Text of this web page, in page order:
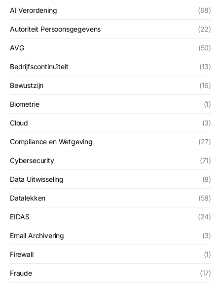
AI Verordening (68)
Autoriteit Persoonsgegevens (22)
AVG (50)
Bedrijfscontinuïteit (13)
Bewustzijn (16)
Biometrie (1)
Cloud (3)
Compliance en Wetgeving (27)
Cybersecurity (71)
Data Uitwisseling (8)
Datalekken (58)
EIDAS (24)
Email Archivering (3)
Firewall (1)
Fraude (17)